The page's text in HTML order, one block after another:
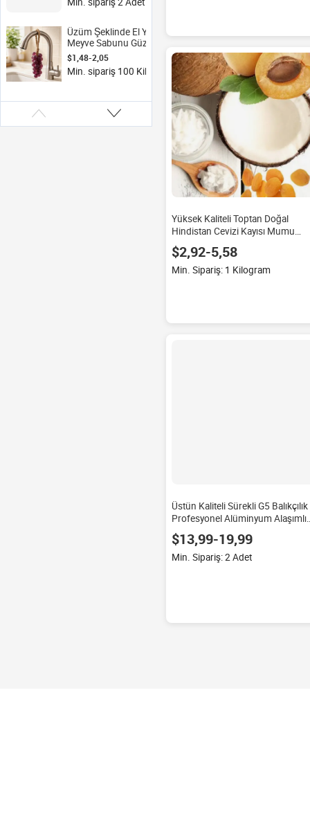
Mumluk Vintage
Düğün İçin
Üzüm Şeklinde El Yapımı
Meyve Sabunu Güzellik ve
Kişisel Bakım Ürünü
Kokulu Kalıcı Koku Yüz
Yıkama El Yapımı Üzüm
$1,48-2,05
Min. sipariş 100 Kilometre
Yüksek Kaliteli Toptan Doğal
Hindistan Cevizi Kayısı Mumu
(Mum Yapımı İçin)
$2,92-5,58
Min. Sipariş: 1 Kilogram
Üstün Kaliteli Sürekli G5 Balıkçılık
Profesyonel Alüminyum Alaşımlı
Otomatik Sapan, Yetişkinler için
Kartuşlu Otomatik Yükleme
Özelliğiyle
$13,99-19,99
Min. Sipariş: 2 Adet